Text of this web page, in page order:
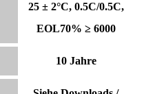
25 ± 2°C, 0.5C/0.5C,
EOL70% ≥ 6000
10 Jahre